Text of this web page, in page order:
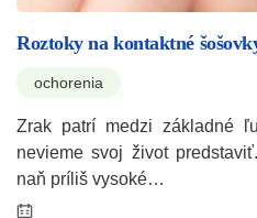
Roztoky na kontaktné
ochorenia
Zrak patrí medzi základné
nevieme svoj život
naň príliš vysoké…